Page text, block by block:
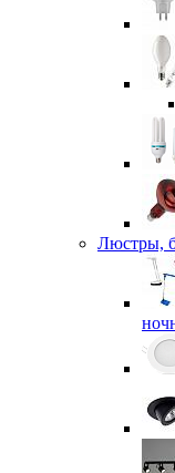
Люстры,